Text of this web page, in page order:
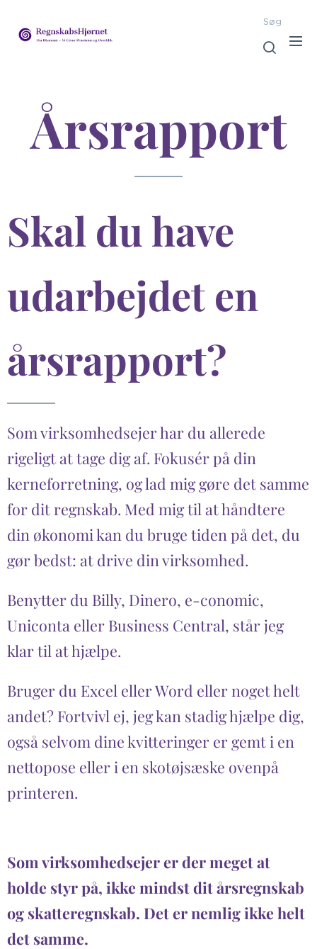
Søg
Årsrapport
Skal du have
udarbejdet en
årsrapport?
Som virksomhedsejer har du allerede
rigeligt at tage dig af. Fokusér på din
kerneforretning, og lad mig gøre det samme
for dit regnskab. Med mig til at håndtere
din økonomi kan du bruge tiden på det, du
gør bedst: at drive din virksomhed.
Benytter du Billy, Dinero, e-conomic,
Uniconta eller Business Central, står jeg
klar til at hjælpe.
Bruger du Excel eller Word eller noget helt
andet? Fortvivl ej, jeg kan stadig hjælpe dig,
også selvom dine kvitteringer er gemt i en
nettopose eller i en skotøjsæske ovenpå
printeren.
Som virksomhedsejer er der meget at
holde styr på, ikke mindst dit årsregnskab
og skatteregnskab. Det er nemlig ikke helt
det samme.